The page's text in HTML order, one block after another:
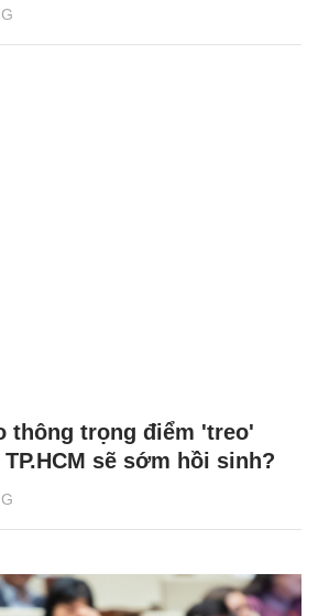
thông trọng điểm 'treo'
sẽ sớm hồi sinh?